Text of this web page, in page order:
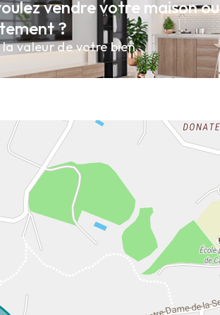
vendre votre maison ou
?
la valeur de votre bien.